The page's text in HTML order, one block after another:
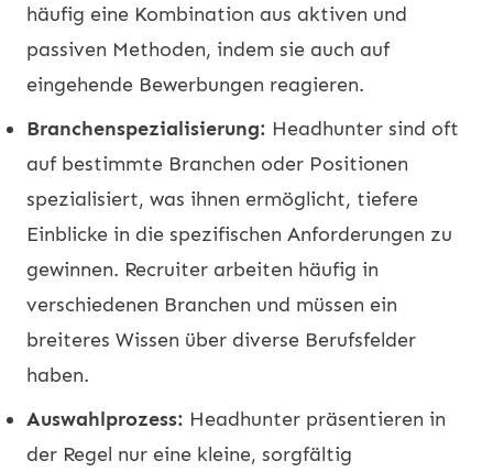
häufig eine Kombination aus aktiven und
passiven Methoden, indem sie auch auf
eingehende Bewerbungen reagieren.
Branchenspezialisierung: Headhunter sind oft
auf bestimmte Branchen oder Positionen
spezialisiert, was ihnen ermöglicht, tiefere
Einblicke in die spezifischen Anforderungen zu
gewinnen. Recruiter arbeiten häufig in
verschiedenen Branchen und müssen ein
breiteres Wissen über diverse Berufsfelder
haben.
Auswahlprozess: Headhunter präsentieren in
der Regel nur eine kleine, sorgfältig